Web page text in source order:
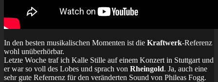
In den besten musikalischen Momenten ist die Kraftwerk-Referenz
wohl unüberhörbar.
Letzte Woche traf ich Kalle Stille auf einem Konzert in Stuttgart und
er war so voll des Lobes und sprach von Rheingold. Ja, auch eine
sehr gute Refernenz für den veränderten Sound von Phileas Fogg.